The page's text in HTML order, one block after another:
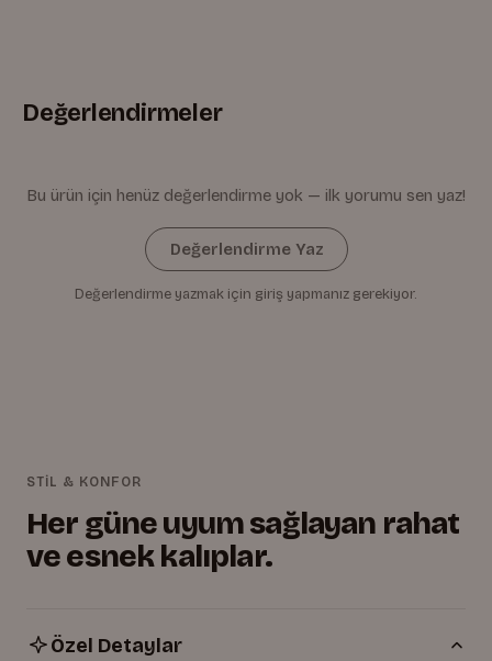
Değerlendirmeler
Bu ürün için henüz değerlendirme yok — ilk yorumu sen yaz!
Değerlendirme Yaz
Değerlendirme yazmak için giriş yapmanız gerekiyor.
STİL & KONFOR
Her güne uyum sağlayan rahat
ve esnek kalıplar.
Özel Detaylar